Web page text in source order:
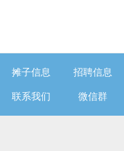
摊子信息 招聘信息
联系我们 微信群